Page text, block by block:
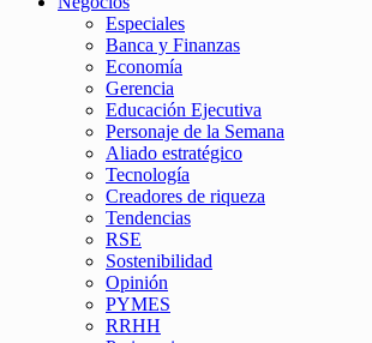
Especiales
Banca y Finanzas
Economía
Gerencia
Educación Ejecutiva
Personaje de la Semana
Aliado estratégico
Tecnología
Creadores de riqueza
Tendencias
RSE
Sostenibilidad
Opinión
PYMES
RRHH